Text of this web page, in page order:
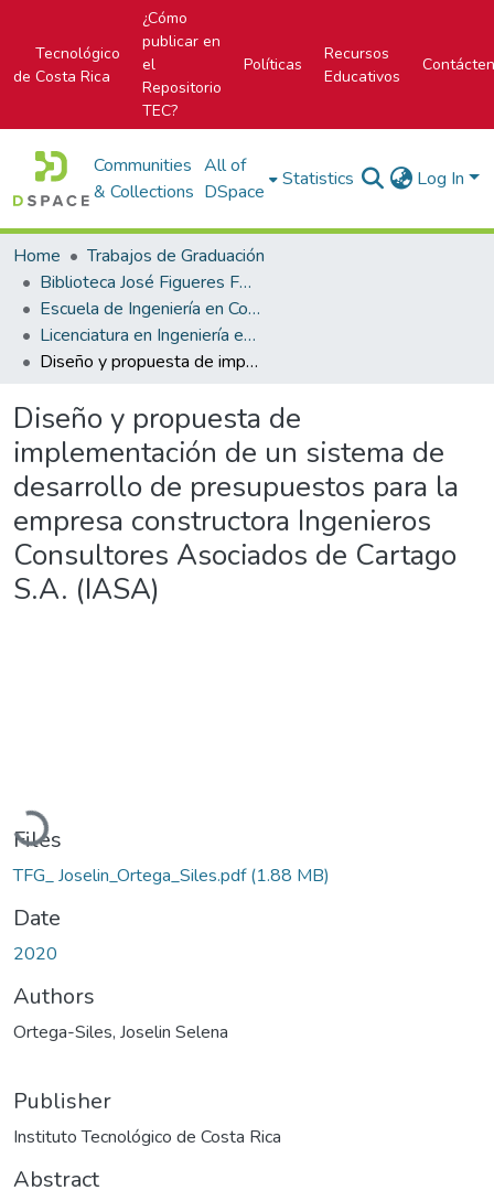
Tecnológico
de Costa Rica
¿Cómo
publicar en
el
Repositorio
TEC?
Políticas
Recursos
Educativos
Communities
& Collections
All of
DSpace
Statistics Log In
Home
Trabajos de Graduación
Biblioteca José Figueres Ferrer
Escuela de Ingeniería en Construcción
Licenciatura en Ingeniería en Construcción
Diseño y propuesta de implementación de un sistema de desarrollo de presupuestos para la empresa constructora Ingenieros Consultores Asociados de Cartago S.A. (IASA)
Diseño y propuesta de
implementación de un sistema de
desarrollo de presupuestos para la
empresa constructora Ingenieros
Consultores Asociados de Cartago
S.A. (IASA)
Loading...
Files
TFG_ Joselin_Ortega_Siles.pdf(1.88 MB)
Date
2020
Authors
Ortega-Siles, Joselin Selena
Publisher
Instituto Tecnológico de Costa Rica
Abstract